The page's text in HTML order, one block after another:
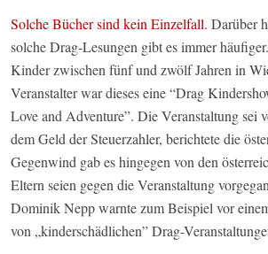
Solche Bücher sind kein Einzelfall. Darüber
solche Drag-Lesungen gibt es immer
Kinder zwischen fünf und zwölf Jahren in
Veranstalter war dieses eine “Drag
Love and Adventure”. Die Veranstaltung sei
dem Geld der Steuerzahler, berichtete die
Gegenwind gab es hingegen von den
Eltern seien gegen die Veranstaltung
Dominik Nepp warnte zum Beispiel vor
von „kinderschädlichen” Drag-